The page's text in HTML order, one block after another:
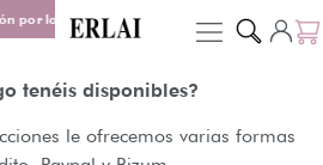
por los Perfumes Entrega en 48/72 h
tenéis disponibles?
le ofrecemos varias formas